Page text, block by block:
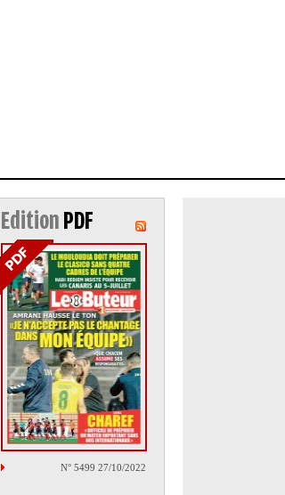
Edition PDF
N° 5499 27/10/2022